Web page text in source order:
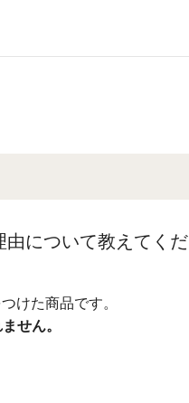
について教えてくだ
けた商品です。
せん。